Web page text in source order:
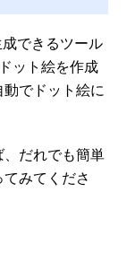
できるツール
ット絵を作成
でドット絵に
だれでも簡単
みてくださ